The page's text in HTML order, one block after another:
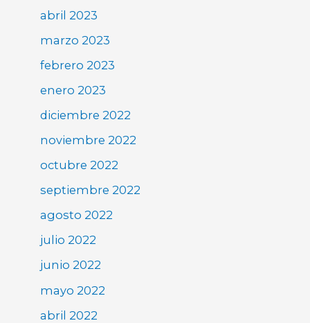
abril 2023
marzo 2023
febrero 2023
enero 2023
diciembre 2022
noviembre 2022
octubre 2022
septiembre 2022
agosto 2022
julio 2022
junio 2022
mayo 2022
abril 2022